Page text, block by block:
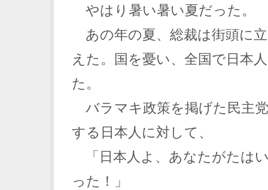
やはり暑い暑い夏だった。
あの年の夏、総裁は街頭に
えた。国を憂い、全国で日本
た。
バラマキ政策を掲げた民主
する日本人に対して、
「日本人よ、あなたがたは
った！」